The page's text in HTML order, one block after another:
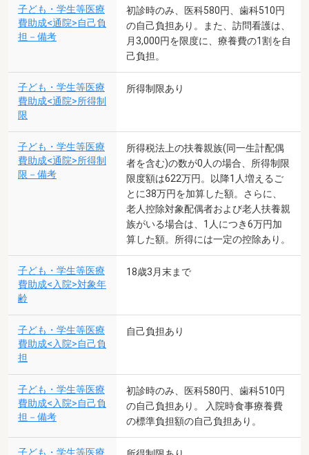
子ども・学生等医療
費助成<通院>自己負
担－備考
初診時のみ、医科580円、歯科510円
の自己負担あり。また、訪問看護は、
月3,000円を限度に、療養費の1割を自
己負担。
子ども・学生等医療
費助成<通院>所得制
限
所得制限あり
子ども・学生等医療
費助成<通院>所得制
限－備考
所得税法上の扶養親族(同一生計配偶
者を含む)の数が0人の場合、所得制限
限度額は622万円。以降1人増えるご
とに38万円を加算した額。さらに、
老人控除対象配偶者および老人扶養親
族がいる場合は、1人につき6万円加
算した額。所得には一定の控除あり。
子ども・学生等医療
費助成<入院>対象年
齢
18歳3月末まで
子ども・学生等医療
費助成<入院>自己負
担
自己負担あり
子ども・学生等医療
費助成<入院>自己負
担－備考
初診時のみ、医科580円、歯科510円
の自己負担あり。 入院時食事療養費
の標準負担額の自己負担あり。
子ども・学生等医療